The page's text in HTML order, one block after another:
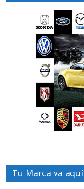
Tu Marca va aquí